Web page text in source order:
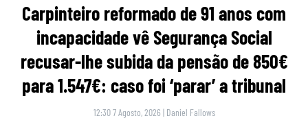
Carpinteiro reformado de 91 anos com
incapacidade vê Segurança Social
recusar-lhe subida da pensão de 850€
para 1.547€: caso foi ‘parar’ a tribunal
12:30 7 Agosto, 2026 | Daniel Fallows